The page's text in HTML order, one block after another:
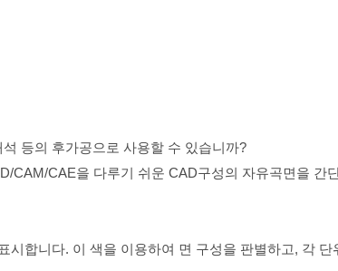
등의 후가공으로 사용할 수 있습니까?
CAM/CAE을 다루기 쉬운 CAD구성의 자유곡면을 간
시합니다. 이 색을 이용하여 면 구성을 판별하고, 각